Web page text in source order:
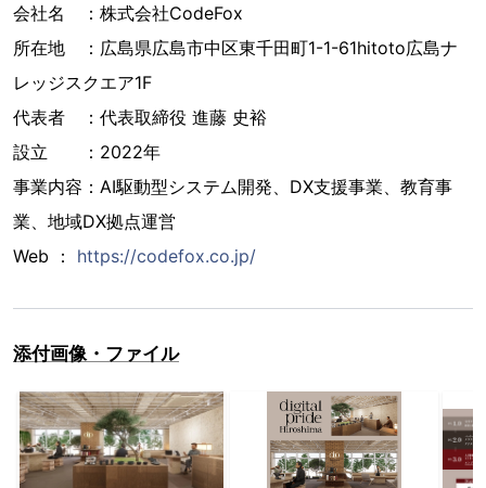
会社名 ：株式会社CodeFox
所在地 ：広島県広島市中区東千田町1-1-61hitoto広島ナ
レッジスクエア1F
代表者 ：代表取締役 進藤 史裕
設立 ：2022年
事業内容：AI駆動型システム開発、DX支援事業、教育事
業、地域DX拠点運営
Web ： https://codefox.co.jp/
添付画像・ファイル